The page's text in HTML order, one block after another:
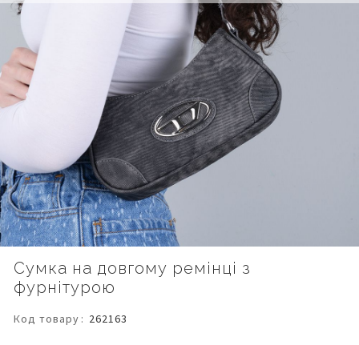
Сумка на довгому ремінці з
фурнітурою
Код товару 262163
початку
зображень